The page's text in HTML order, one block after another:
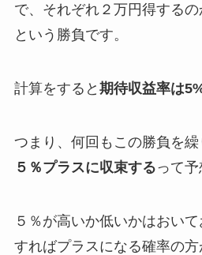
で、それぞれ２万円得する
という勝負です。
計算をすると 期待収益率は
つまり、何回もこの勝負を
５％プラスに収束するって予
５％が高いか低いかはおい
すればプラスになる確率の